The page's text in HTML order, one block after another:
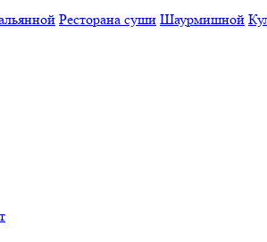
Ресторана суши Шаурмишной